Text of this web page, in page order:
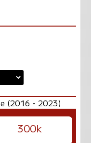
300k